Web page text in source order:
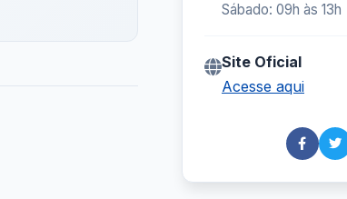
Sábado: 09h às 13h
Site Oficial
Acesse aqui